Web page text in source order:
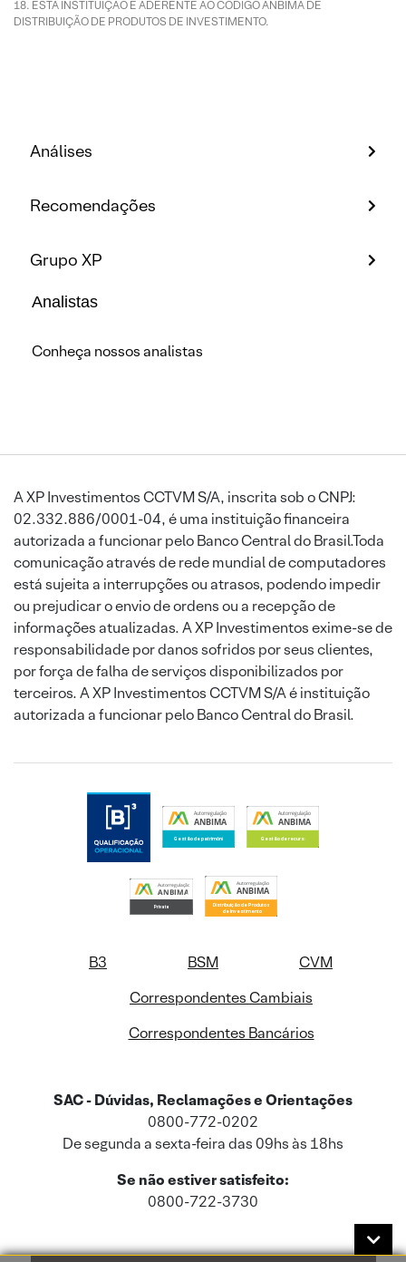
ESTA INSTITUIÇÃO É ADERENTE AO CÓDIGO ANBIMA DE
DISTRIBUIÇÃO DE PRODUTOS DE INVESTIMENTO.
Análises
Recomendações
Grupo XP
Analistas
Conheça nossos analistas
A XP Investimentos CCTVM S/A, inscrita sob o CNPJ:
02.332.886/0001-04, é uma instituição financeira
autorizada a funcionar pelo Banco Central do Brasil.Toda
comunicação através de rede mundial de computadores
está sujeita a interrupções ou atrasos, podendo impedir
ou prejudicar o envio de ordens ou a recepção de
informações atualizadas. A XP Investimentos exime-se de
responsabilidade por danos sofridos por seus clientes,
por força de falha de serviços disponibilizados por
terceiros. A XP Investimentos CCTVM S/A é instituição
autorizada a funcionar pelo Banco Central do Brasil.
B3 BSM
CVM
Correspondentes Cambiais
Correspondentes Bancários
SAC - Dúvidas, Reclamações e Orientações
0800-772-0202
De segunda a sexta-feira das 09hs às 18hs
Se não estiver satisfeito:
0800-722-3730